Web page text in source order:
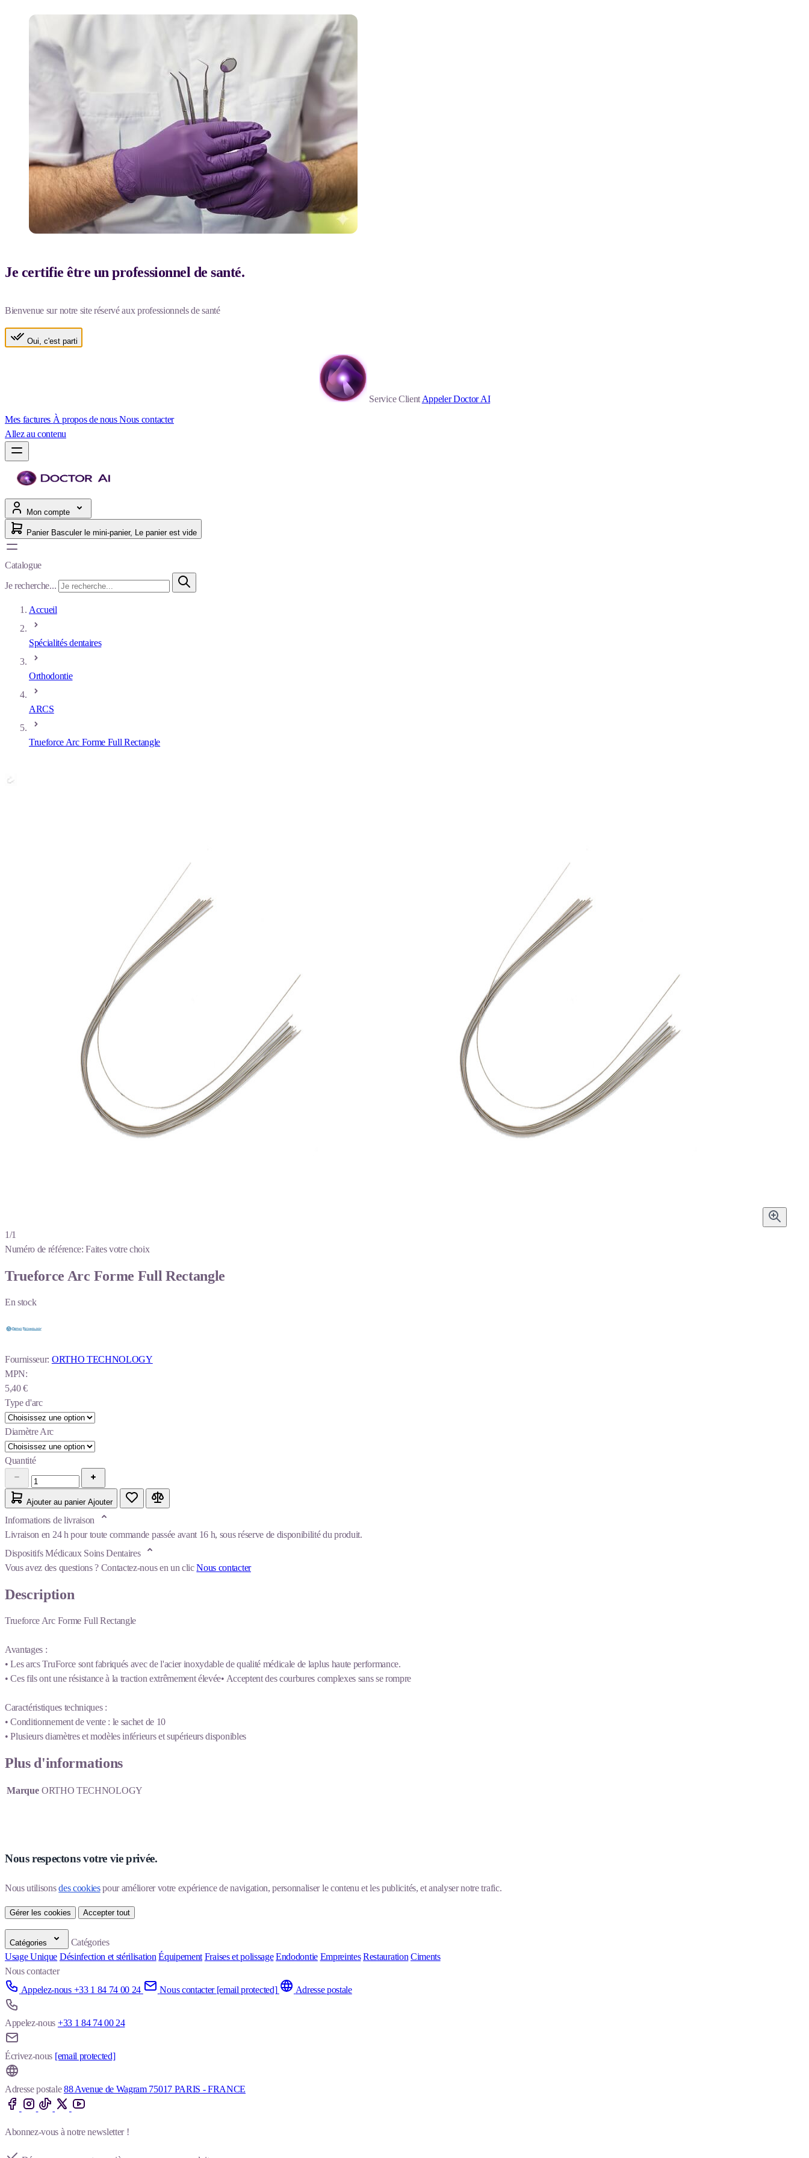
Je certifie être un professionnel de santé.
Bienvenue sur notre site réservé aux professionnels de santé
Oui, c'est parti
Service Client Appeler Doctor AI
Mes factures À propos de nousNous contacter
Allez au contenu
Mon compte
Panier Basculer le mini-panier, Le panier est vide
Catalogue
Je recherche...
Accueil
Spécialités dentaires
Orthodontie
ARCS
Trueforce Arc Forme Full Rectangle
1/1
Numéro de référence: Faites votre choix
Trueforce Arc Forme Full Rectangle
En stock
Fournisseur: ORTHO TECHNOLOGY
MPN:
5,40 €
Type d'arc
Diamètre Arc
Quantité
Ajouter au panier Ajouter
Informations de livraison
Livraison en 24 h pour toute commande passée avant 16 h, sous réserve de disponibilité du produit.
Dispositifs Médicaux Soins Dentaires
Vous avez des questions ? Contactez-nous en un clicNous contacter
Description
Trueforce Arc Forme Full Rectangle
Avantages :
• Les arcs TruForce sont fabriqués avec de l'acier inoxydable de qualité médicale de laplus haute performance.
• Ces fils ont une résistance à la traction extrêmement élevée• Acceptent des courbures complexes sans se rompre
Caractéristiques techniques :
• Conditionnement de vente : le sachet de 10
• Plusieurs diamètres et modèles inférieurs et supérieurs disponibles
Plus d'informations
Marque ORTHO TECHNOLOGY
Nous respectons votre vie privée.
Nous utilisons des cookies pour améliorer votre expérience de navigation, personnaliser le contenu et les publicités, et analyser notre trafic.
Gérer les cookies Accepter tout
Catégories
Catégories
Usage Unique Désinfection et stérilisation Équipement Fraises et polissage Endodontie Empreintes Restauration Ciments
Nous contacter
Appelez-nous +33 1 84 74 00 24
Nous contacter [email protected] Adresse postale
Appelez-nous +33 1 84 74 00 24
Écrivez-nous [email protected]
Adresse postale 88 Avenue de Wagram 75017 PARIS - FRANCE
Abonnez-vous à notre newsletter !